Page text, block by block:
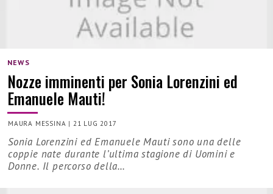
NEWS
Nozze imminenti per Sonia Lorenzini ed
Emanuele Mauti!
MAURA MESSINA | 21 LUG 2017
Sonia Lorenzini ed Emanuele Mauti sono una delle
coppie nate durante l’ultima stagione di Uomini e
Donne. Il percorso della…